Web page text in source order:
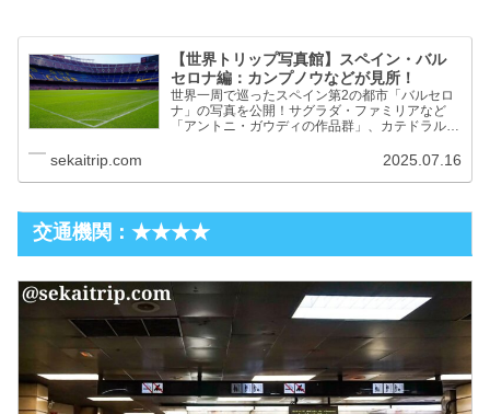
【世界トリップ写真館】スペイン・バル
セロナ編：カンプノウなどが見所！
世界一周で巡ったスペイン第2の都市「バルセロ
ナ」の写真を公開！サグラダ・ファミリアなど
「アントニ・ガウディの作品群」、カテドラルが
sekaitrip.com 2025.07.16
交通機関：★★★★